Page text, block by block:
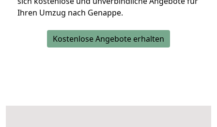
Ihren Umzug nach Genappe.
Kostenlose Angebote erhalten